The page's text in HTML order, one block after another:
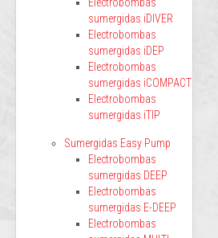
sumergidas iDIVER
Electrobombas
sumergidas iDEP
Electrobombas
sumergidas iCOMPACT
Electrobombas
sumergidas iTIP
Sumergidas Easy Pump
Electrobombas
sumergidas DEEP
Electrobombas
sumergidas E-DEEP
Electrobombas